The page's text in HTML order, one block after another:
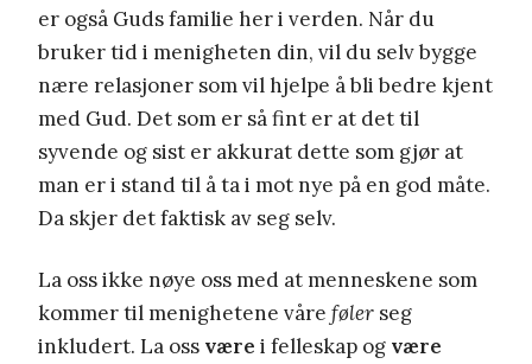
er også Guds familie her i verden. Når du
bruker tid i menigheten din, vil du selv bygge
nære relasjoner som vil hjelpe å bli bedre kjent
med Gud. Det som er så fint er at det til
syvende og sist er akkurat dette som gjør at
man er i stand til å ta i mot nye på en god måte.
Da skjer det faktisk av seg selv.
La oss ikke nøye oss med at menneskene som
kommer til menighetene våre føler seg
inkludert. La oss være i felleskap og være